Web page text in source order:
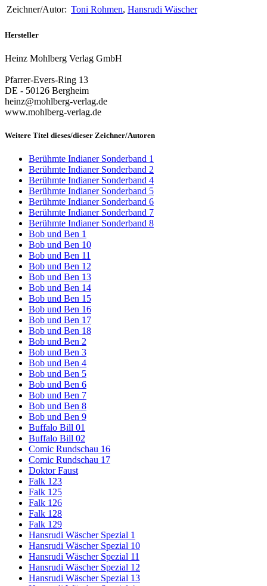
Zeichner/Autor: Toni Rohmen, Hansrudi Wäscher
Hersteller
Heinz Mohlberg Verlag GmbH
Pfarrer-Evers-Ring 13
DE - 50126 Bergheim
heinz@mohlberg-verlag.de
www.mohlberg-verlag.de
Weitere Titel dieses/dieser Zeichner/Autoren
Berühmte Indianer Sonderband 1
Berühmte Indianer Sonderband 2
Berühmte Indianer Sonderband 4
Berühmte Indianer Sonderband 5
Berühmte Indianer Sonderband 6
Berühmte Indianer Sonderband 7
Berühmte Indianer Sonderband 8
Bob und Ben 1
Bob und Ben 10
Bob und Ben 11
Bob und Ben 12
Bob und Ben 13
Bob und Ben 14
Bob und Ben 15
Bob und Ben 16
Bob und Ben 17
Bob und Ben 18
Bob und Ben 2
Bob und Ben 3
Bob und Ben 4
Bob und Ben 5
Bob und Ben 6
Bob und Ben 7
Bob und Ben 8
Bob und Ben 9
Buffalo Bill 01
Buffalo Bill 02
Comic Rundschau 16
Comic Rundschau 17
Doktor Faust
Falk 123
Falk 125
Falk 126
Falk 128
Falk 129
Hansrudi Wäscher Spezial 1
Hansrudi Wäscher Spezial 10
Hansrudi Wäscher Spezial 11
Hansrudi Wäscher Spezial 12
Hansrudi Wäscher Spezial 13